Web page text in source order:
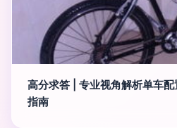
高分求答 | 专业视角解析单车
指南